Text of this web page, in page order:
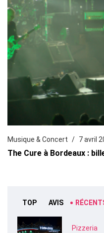
Musique & Concert 7 avril
The Cure à Bordeaux :
TOP AVIS
Pizzeria